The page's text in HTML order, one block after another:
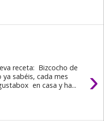
›
receta: Bizcocho de
sabéis, cada mes
en casa y ha...